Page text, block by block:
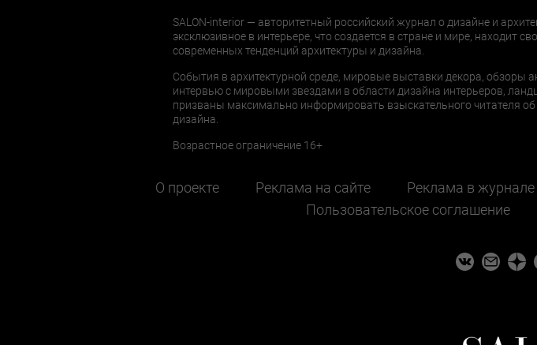
SALON-interior — авторитетный российский журнал о дизайне и
эксклюзивное в интерьере, что создается в стране и мире, находит
современных тенденций архитектуры и дизайна.
События в архитектурной среде, мировые выставки декора, обзоры
интервью с мировыми звездами в области дизайна интерьеров,
призваны максимально информировать взыскательного читателя
дизайна.
Возрастное ограничение 16+
О проекте Реклама на сайте Реклама в журнале
Пользовательское соглашение